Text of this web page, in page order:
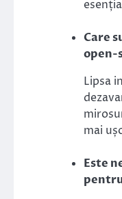
Care
open-
Lipsa
mai
Este